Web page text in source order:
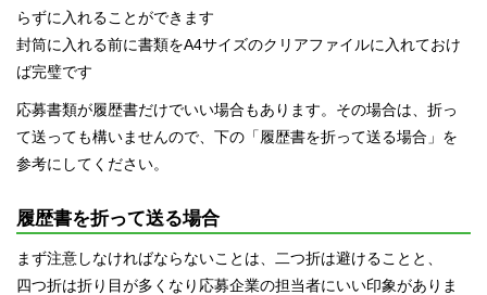
らずに入れることができます
封筒に入れる前に書類をA4サイズのクリアファイルに入れておけ
ば完璧です
応募書類が履歴書だけでいい場合もあります。その場合は、折っ
て送っても構いませんので、下の「履歴書を折って送る場合」を
参考にしてください。
履歴書を折って送る場合
まず注意しなければならないことは、二つ折は避けることと、
四つ折は折り目が多くなり応募企業の担当者にいい印象がありま